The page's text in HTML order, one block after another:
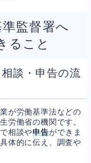
監督署へ
ること
談・申告の流
が労働基準法などの
労働省の機関です。
相談や申告ができま
体的に伝え、調査や